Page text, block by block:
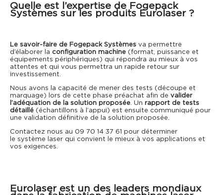
Quelle est l’expertise de Fogepack
Systèmes sur les produits Eurolaser ?
Le savoir-faire de Fogepack Systèmes va permettre
d’élaborer la configuration machine (format, puissance et
équipements périphériques) qui répondra au mieux à vos
attentes et qui vous permettra un rapide retour sur
investissement.
Nous avons la capacité de mener des tests (découpe et
marquage) lors de cette phase préachat afin de valider
l’adéquation de la solution proposée. Un rapport de tests
détaillé (échantillons à l’appui) est ensuite communiqué pour
une validation définitive de la solution proposée.
Contactez nous au 09 70 14 37 61 pour déterminer
le système laser qui convient le mieux à vos applications et
vos exigences.
Eurolaser est un des leaders mondiaux